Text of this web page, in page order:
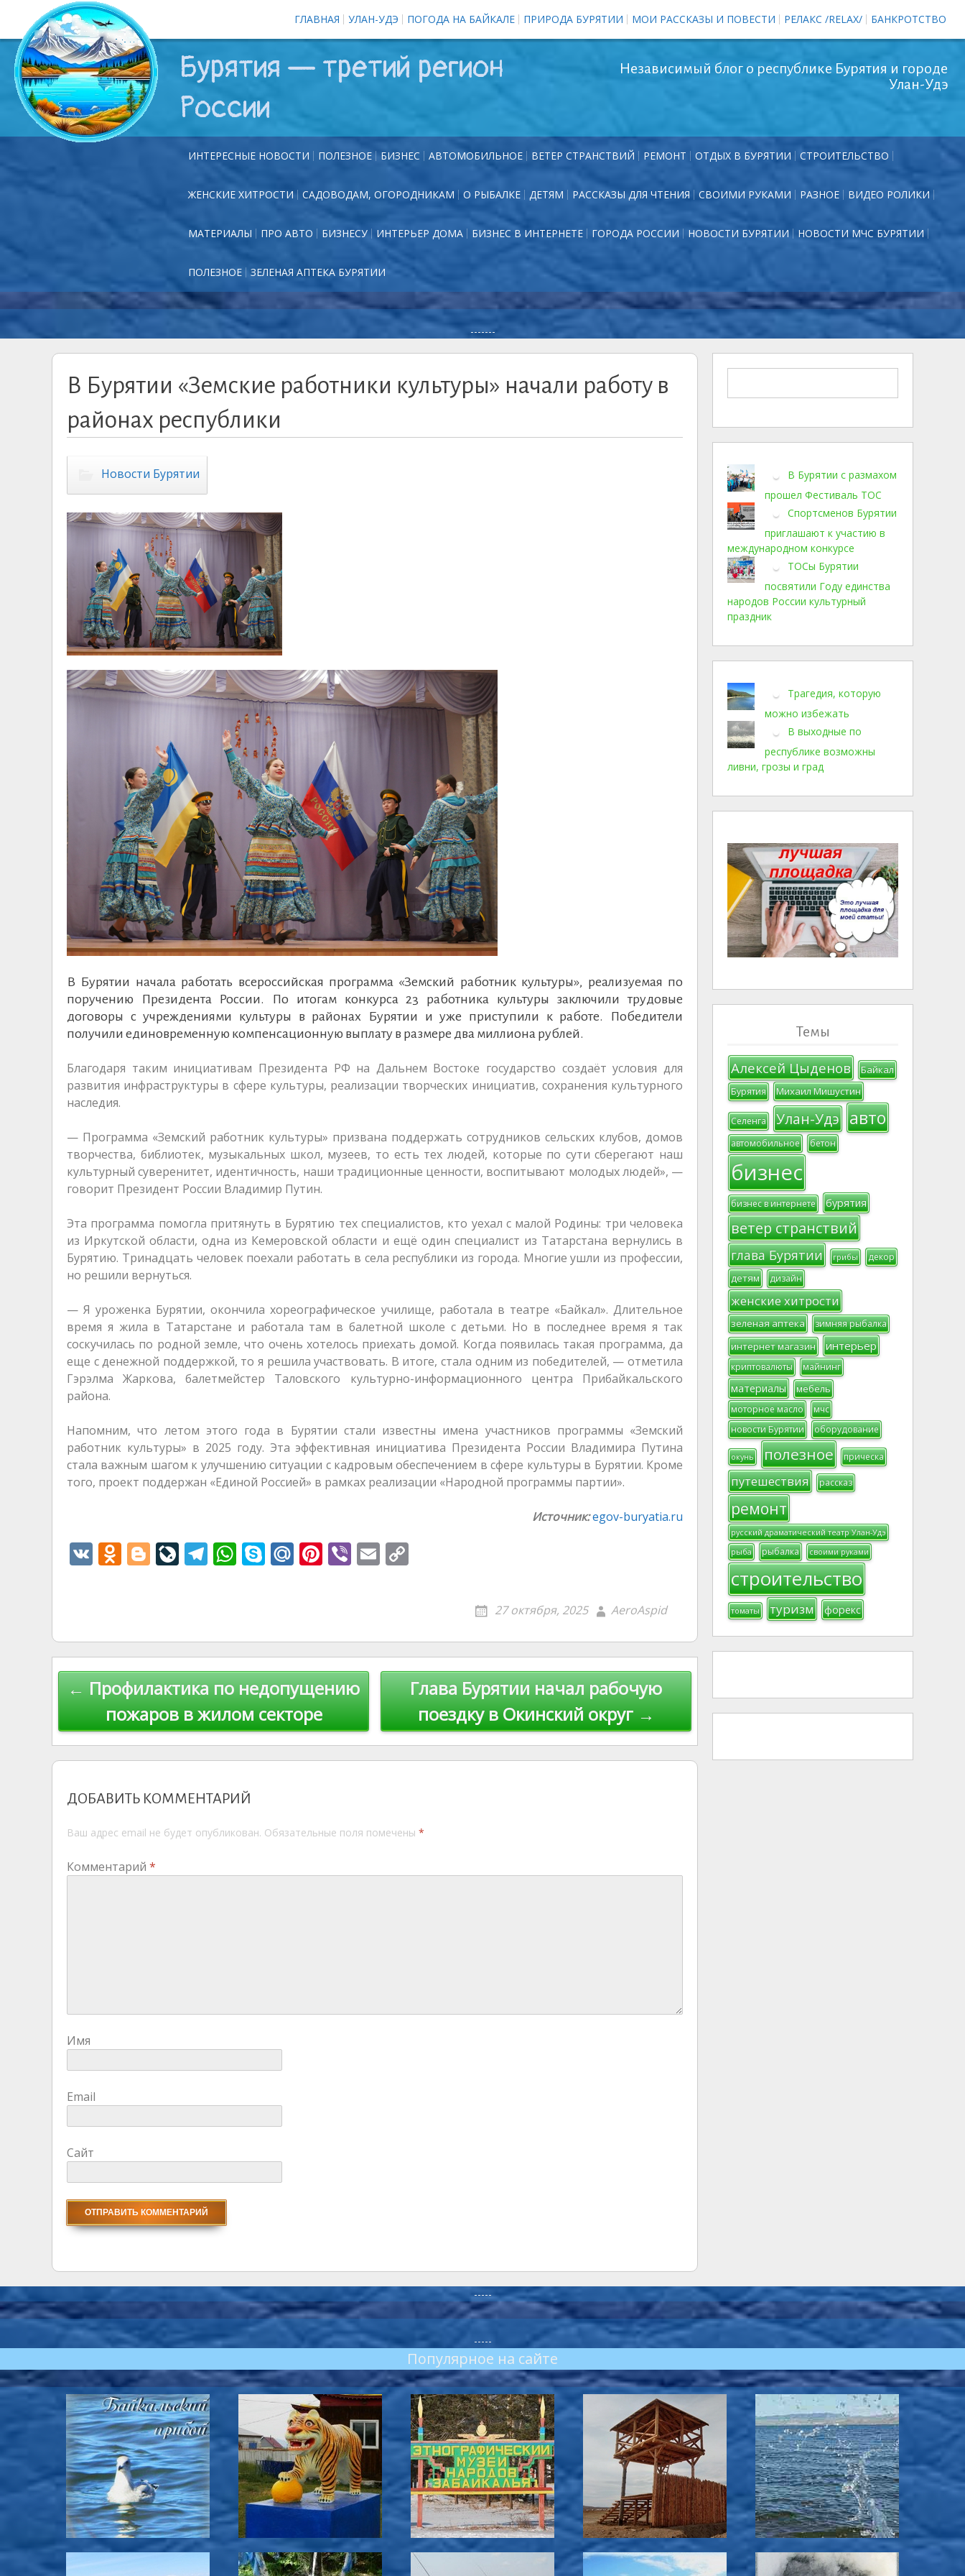
ГЛАВНАЯ УЛАН-УДЭ ПОГОДА НА БАЙКАЛЕ ПРИРОДА БУРЯТИИ МОИ РАССКАЗЫ И ПОВЕСТИ РЕЛАКС /RELAX/ БАНКРОТСТВО
Бурятия — третий регион
России
Независимый блог о республике Бурятия и городе
Улан-Удэ
ИНТЕРЕСНЫЕ НОВОСТИ ПОЛЕЗНОЕ БИЗНЕС АВТОМОБИЛЬНОЕ ВЕТЕР СТРАНСТВИЙ РЕМОНТ ОТДЫХ В БУРЯТИИ СТРОИТЕЛЬСТВО
ЖЕНСКИЕ ХИТРОСТИ САДОВОДАМ, ОГОРОДНИКАМ О РЫБАЛКЕ ДЕТЯМ РАССКАЗЫ ДЛЯ ЧТЕНИЯ СВОИМИ РУКАМИ РАЗНОЕ ВИДЕО РОЛИКИ
МАТЕРИАЛЫ ПРО АВТО БИЗНЕСУ ИНТЕРЬЕР ДОМА БИЗНЕС В ИНТЕРНЕТЕ ГОРОДА РОССИИ НОВОСТИ БУРЯТИИ НОВОСТИ МЧС БУРЯТИИ
ПОЛЕЗНОЕ ЗЕЛЕНАЯ АПТЕКА БУРЯТИИ
-------
В Бурятии «Земские работники культуры» начали работу в
районах республики
Новости Бурятии
В Бурятии начала работать всероссийская программа «Земский работник культуры», реализуемая по
поручению Президента России. По итогам конкурса 23 работника культуры заключили трудовые
договоры с учреждениями культуры в районах Бурятии и уже приступили к работе. Победители
получили единовременную компенсационную выплату в размере два миллиона рублей.
Благодаря таким инициативам Президента РФ на Дальнем Востоке государство создаёт условия для
развития инфраструктуры в сфере культуры, реализации творческих инициатив, сохранения культурного
наследия.
— Программа «Земский работник культуры» призвана поддержать сотрудников сельских клубов, домов
творчества, библиотек, музыкальных школ, музеев, то есть тех людей, которые по сути сберегают наш
культурный суверенитет, идентичность, наши традиционные ценности, воспитывают молодых людей», —
говорит Президент России Владимир Путин.
Эта программа помогла притянуть в Бурятию тех специалистов, кто уехал с малой Родины: три человека
из Иркутской области, одна из Кемеровской области и ещё один специалист из Татарстана вернулись в
Бурятию. Тринадцать человек поехали работать в села республики из города. Многие ушли из профессии,
но решили вернуться.
— Я уроженка Бурятии, окончила хореографическое училище, работала в театре «Байкал». Длительное
время я жила в Татарстане и работала там в балетной школе с детьми. Но в последнее время я так
соскучилась по родной земле, что очень хотелось приехать домой. Когда появилась такая программа, да
еще с денежной поддержкой, то я решила участвовать. В итоге, стала одним из победителей, — отметила
Гэрэлма Жаркова, балетмейстер Таловского культурно-информационного центра Прибайкальского
района.
Напомним, что летом этого года в Бурятии стали известны имена участников программы «Земский
работник культуры» в 2025 году. Эта эффективная инициатива Президента России Владимира Путина
стала важным шагом к улучшению ситуации с кадровым обеспечением в сфере культуры в Бурятии. Кроме
того, проект поддержан «Единой Россией» в рамках реализации «Народной программы партии».
Источник:egov-buryatia.ru
V O
kl
as
s
ni
ki
Bl
er
Li
u
r
n
al
T
a
m
W
A
p
p
S
e
M
u
Pi
st
Vi E
Li
n
k
27 октября, 2025 AeroAspid
Навигация
по
записям
Глава Бурятии начал рабочую
поездку в Окинский округ →
← Профилактика по недопущению
пожаров в жилом секторе
ДОБАВИТЬ КОММЕНТАРИЙ
Ваш адрес email не будет опубликован. Обязательные поля помечены *
Комментарий *
Имя
Email
Сайт
В Бурятии с размахом
прошел Фестиваль ТОС
Спортсменов Бурятии
приглашают к участию в
международном конкурсе
ТОСы Бурятии
посвятили Году единства
народов России культурный
праздник
Трагедия, которую
можно избежать
В выходные по
республике возможны
ливни, грозы и град
Темы
Алексей Цыденов Байкал
Бурятия Михаил Мишустин
Селенга Улан-Удэ авто
автомобильное бетон
бизнес
бизнес в интернете бурятия
ветер странствий
глава Бурятии грибы декор
детям дизайн
женские хитрости
зеленая аптека зимняя рыбалка
интернет магазин интерьер
криптовалюты майнинг
материалы мебель
моторное масло
мчс
новости Бурятии
оборудование
окунь полезное прическа
путешествия рассказ
ремонт
русский драматический театр Улан-Удэ
рыба
рыбалка своими руками
строительство
томаты туризм форекс
-----
-----
Популярное на сайте